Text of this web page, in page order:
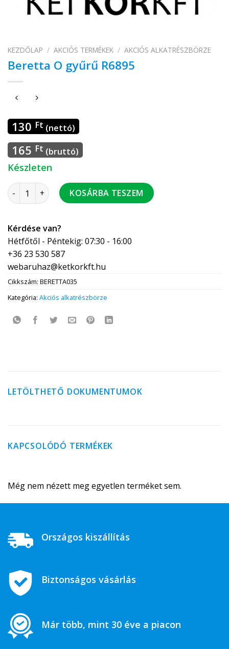
KEZDŐLAP / AKCIÓS TERMÉKEK / AKCIÓS ALKATRÉSZBÖRZE
Beretta O gyűrű R6895
130 Ft (nettó)
165 Ft (bruttó)
Készleten
Beretta O gyűrű R6895 mennyiség
KOSÁRBA TESZEM
Kérdése van?
Hétfőtől - Péntekig: 07:30 - 16:00
+36 23 530 587
webaruhaz@ketkorkft.hu
Cikkszám: BERETTA035
Kategória: Akciós alkatrészbörze
LETÖLTHETŐ DOKUMENTUMOK
KAPCSOLÓDÓ TERMÉKEK
Még nem nézett meg egyetlen terméket sem.
Országos kiszállítás
Biztonságos vásárlás
Már több, mint 30 éve a piacon